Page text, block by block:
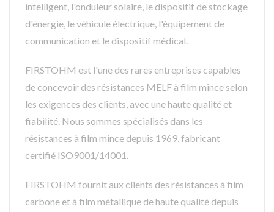
intelligent, l'onduleur solaire, le dispositif de stockage
d'énergie, le véhicule électrique, l'équipement de
communication et le dispositif médical.
FIRSTOHM est l'une des rares entreprises capables
de concevoir des résistances MELF à film mince selon
les exigences des clients, avec une haute qualité et
fiabilité. Nous sommes spécialisés dans les
résistances à film mince depuis 1969, fabricant
certifié ISO9001/14001.
FIRSTOHM fournit aux clients des résistances à film
carbone et à film métallique de haute qualité depuis